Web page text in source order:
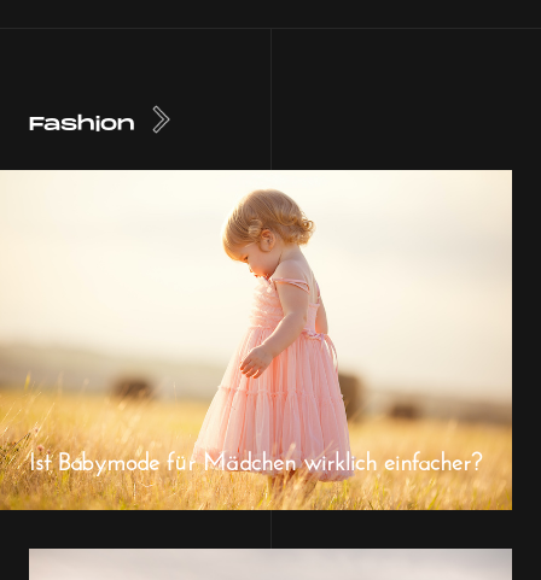
Fashion
Ist Babymode für Mädchen wirklich einfacher?